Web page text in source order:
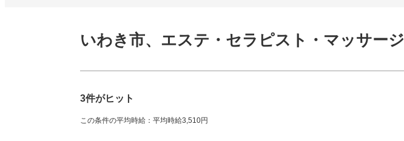
いわき市、エステ・セラピスト・マッサージ
3件がヒット
この条件の平均時給：平均時給3,510円